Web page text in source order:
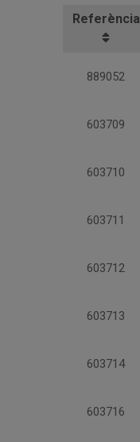
Referència
889052
603709
603710
603711
603712
603713
603714
603716